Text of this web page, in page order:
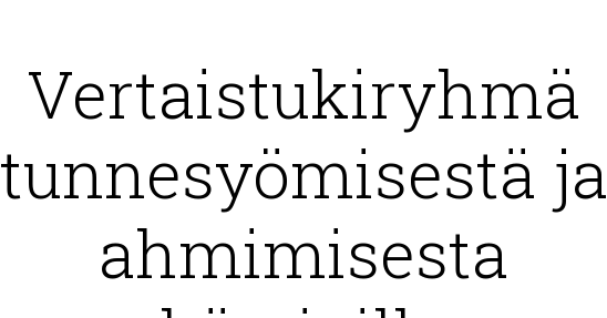
Vertaistukiryhmä
tunnesyömisestä ja
ahmimisesta